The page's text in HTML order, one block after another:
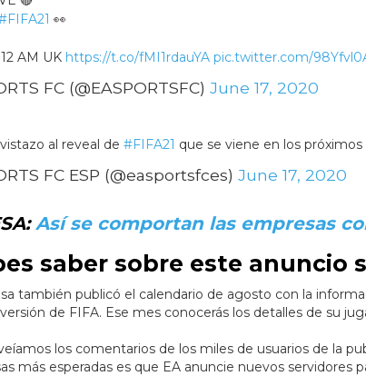
👀
AM UK https://t.co/fMI1rdauYA pic.twitter.com/
FC (@EASPORTSFC) June 17, 2020
al reveal de #FIFA21 que se viene en los próximos
FC ESP (@easportsfces) June 17, 2020
Así se comportan las empresas
saber sobre este anuncio
también publicó el calendario de agosto con la
de FIFA. Ese mes conocerás los detalles de su
los comentarios de los miles de usuarios de la
más esperadas es que EA anuncie nuevos servidores